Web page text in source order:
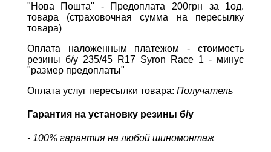
"Нова Пошта" - Предоплата 200грн за 1од.
товара (страховочная сумма на пересылку
товара)
Оплата наложенным платежом - стоимость
резины б/у 235/45 R17 Syron Race 1 - минус
"размер предоплаты"
Оплата услуг пересылки товара: Получатель
Гарантия на установку резины б/у
- 100% гарантия на любой шиномонтаж